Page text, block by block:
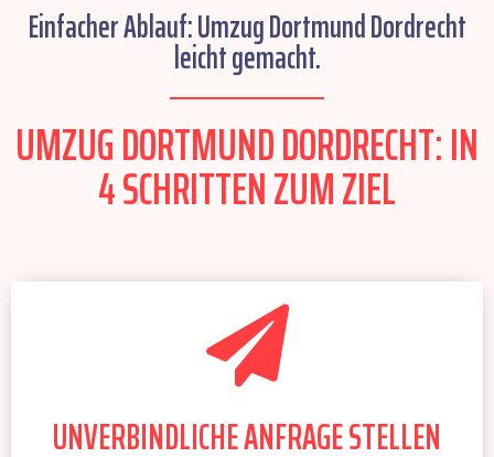
Einfacher Ablauf: Umzug Dortmund Dordrecht
leicht gemacht.
UMZUG DORTMUND DORDRECHT: IN
4 SCHRITTEN ZUM ZIEL
UNVERBINDLICHE ANFRAGE STELLEN